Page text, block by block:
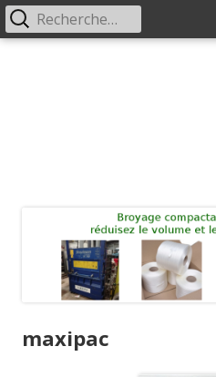
Menu
Rechercher :
maxipac